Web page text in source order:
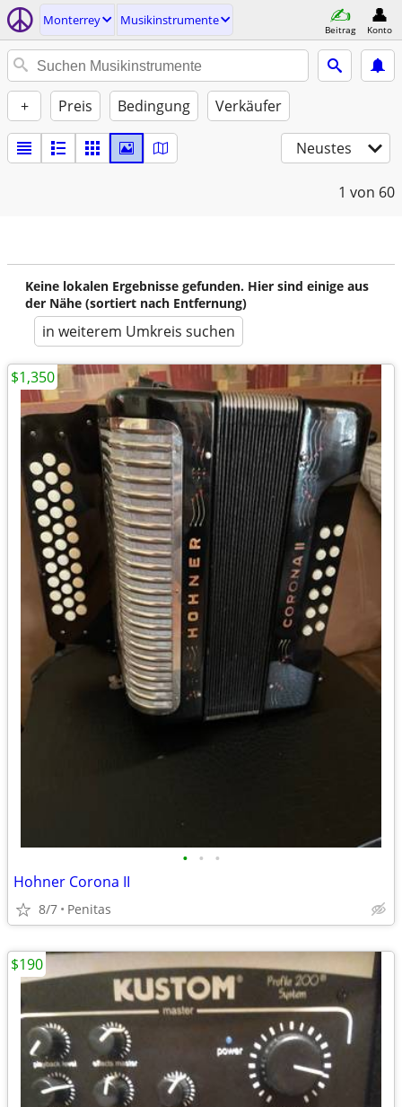
Monterrey Musikinstrumente
Beitrag Konto
+ Preis Bedingung Verkäufer
Neustes
1 von 60
Keine lokalen Ergebnisse gefunden. Hier sind einige aus
der Nähe (sortiert nach Entfernung)
in weiterem Umkreis suchen
• • •
Hohner Corona II
8/7 Penitas
$1,350
$190